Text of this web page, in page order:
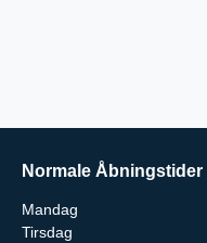
Normale Åbningstider
Mandag
Tirsdag